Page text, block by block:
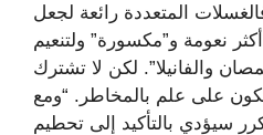
المتعددة رائعة لجعل
نعومة و”مكسورة” ولتنعيم
والفانيلا”. لكن لا تشترك
على علم بالمخاطر. “ومع
سيؤدي بالتأكيد إلى تحطيم